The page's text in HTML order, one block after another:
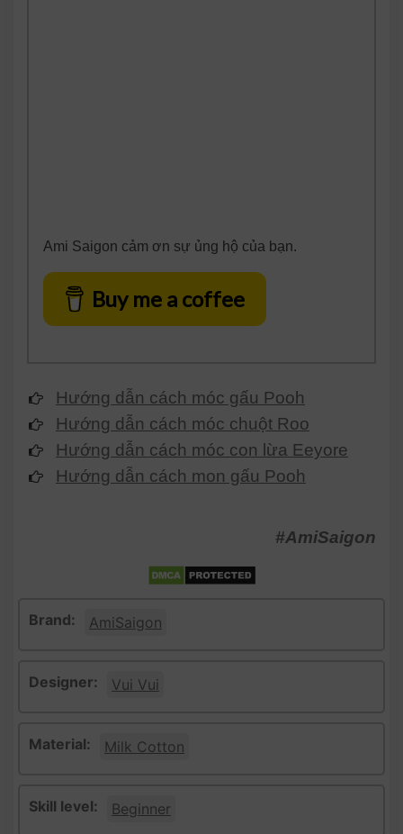
Ami Saigon cảm ơn sự ủng hộ của bạn.
Buy me a coffee
Hướng dẫn cách móc gấu Pooh
Hướng dẫn cách móc chuột Roo
Hướng dẫn cách móc con lừa Eeyore
Hướng dẫn cách mon gấu Pooh
#AmiSaigon
Brand: AmiSaigon
Designer: Vui Vui
Material: Milk Cotton
Skill level: Beginner